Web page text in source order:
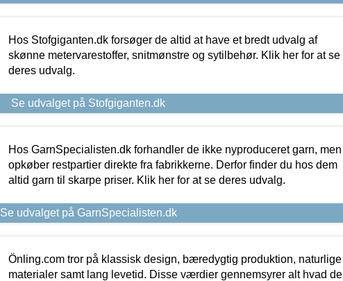
Hos Stofgiganten.dk forsøger de altid at have et bredt udvalg af
skønne metervarestoffer, snitmønstre og sytilbehør. Klik her for at se
deres udvalg.
Se udvalget på Stofgiganten.dk
Hos GarnSpecialisten.dk forhandler de ikke nyproduceret garn, men
opkøber restpartier direkte fra fabrikkerne. Derfor finder du hos dem
altid garn til skarpe priser. Klik her for at se deres udvalg.
Se udvalget på GarnSpecialisten.dk
Önling.com tror på klassisk design, bæredygtig produktion, naturlige
materialer samt lang levetid. Disse værdier gennemsyrer alt hvad de